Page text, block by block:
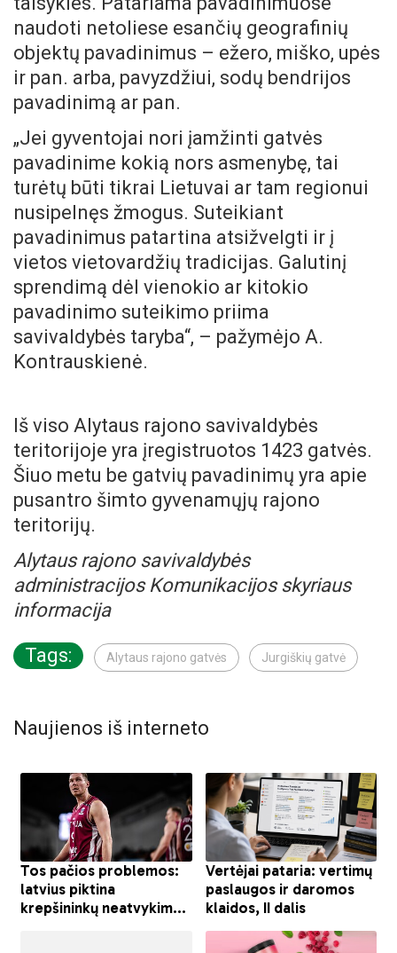
naudoti netoliese esančių geografinių
objektų pavadinimus – ežero, miško, upės
ir pan. arba, pavyzdžiui, sodų bendrijos
pavadinimą ar pan.
„Jei gyventojai nori įamžinti gatvės
pavadinime kokią nors asmenybę, tai
turėtų būti tikrai Lietuvai ar tam regionui
nusipelnęs žmogus. Suteikiant
pavadinimus patartina atsižvelgti ir į
vietos vietovardžių tradicijas. Galutinį
sprendimą dėl vienokio ar kitokio
pavadinimo suteikimo priima
savivaldybės taryba“, – pažymėjo A.
Kontrauskienė.
Iš viso Alytaus rajono savivaldybės
teritorijoje yra įregistruotos 1423 gatvės.
Šiuo metu be gatvių pavadinimų yra apie
pusantro šimto gyvenamųjų rajono
teritorijų.
Alytaus rajono savivaldybės
administracijos Komunikacijos skyriaus
informacija
Tags: Alytaus rajono gatvės Jurgiškių gatvė
Naujienos iš interneto